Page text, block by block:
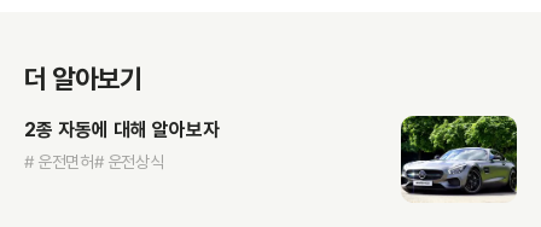
더 알아보기
2종 자동에 대해 알아보자
# 운전면허# 운전상식